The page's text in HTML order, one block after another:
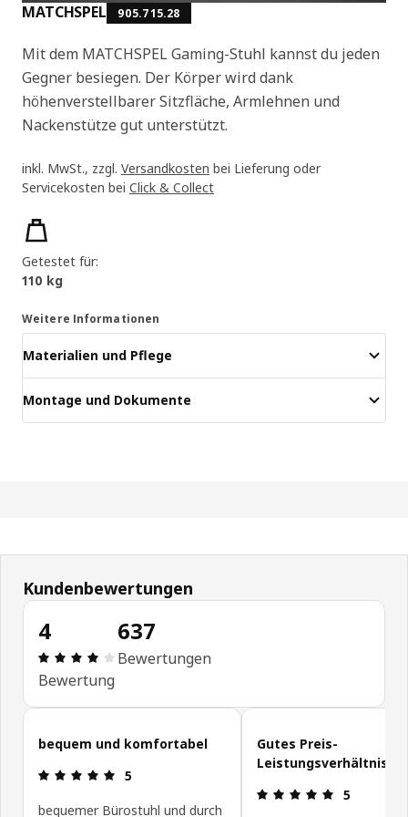
MATCHSPEL 905.715.28
Mit dem MATCHSPEL Gaming-Stuhl kannst du jeden
Gegner besiegen. Der Körper wird dank
höhenverstellbarer Sitzfläche, Armlehnen und
Nackenstütze gut unterstützt.
inkl. MwSt., zzgl. Versandkosten bei Lieferung oder
Servicekosten bei Click & Collect
Produktmerkmale
Getestet für:
110 kg
Weitere Informationen
Materialien und Pflege
Montage und Dokumente
Kundenbewertungen
4
Produktbewertung: 4 von 5 Sterne Alle
Bewertung
637
Bewertungen
Kundenbewertungen überspringen
bequem und komfortabel
Produktbewertung: 5 von 5 Sterne
5
bequemer Bürostuhl und durch
Gutes Preis-
Leistungsverhältnis
5